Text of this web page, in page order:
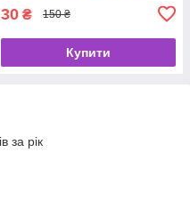
30 ₴ 150 ₴
Купити
за рік